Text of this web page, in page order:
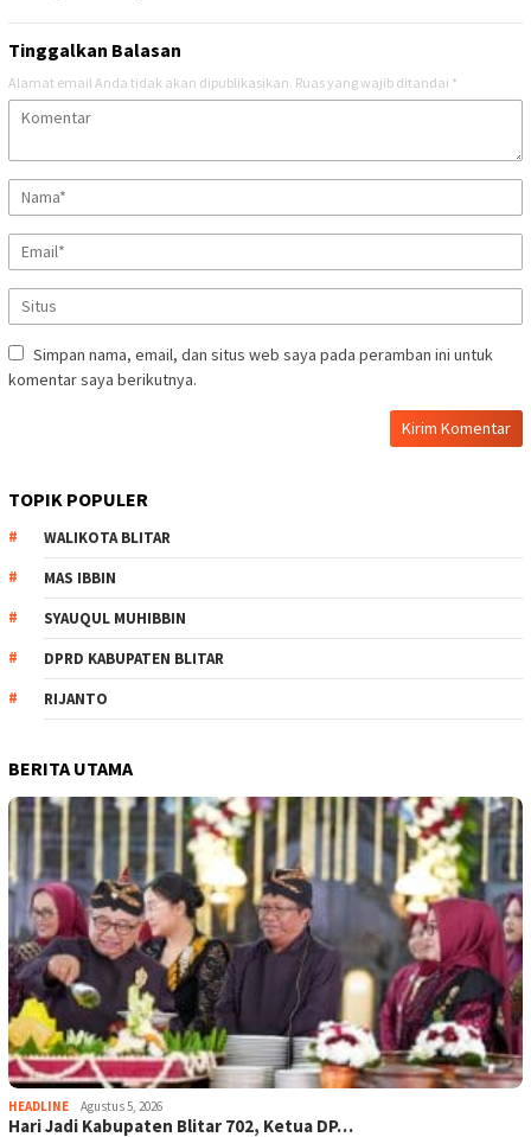
Tinggalkan Balasan
Alamat email Anda tidak akan dipublikasikan. Ruas yang wajib ditandai *
Simpan nama, email, dan situs web saya pada peramban ini untuk
komentar saya berikutnya.
TOPIK POPULER
WALIKOTA BLITAR
MAS IBBIN
SYAUQUL MUHIBBIN
DPRD KABUPATEN BLITAR
RIJANTO
BERITA UTAMA
HEADLINE Agustus 5, 2026
Hari Jadi Kabupaten Blitar 702, Ketua DP…